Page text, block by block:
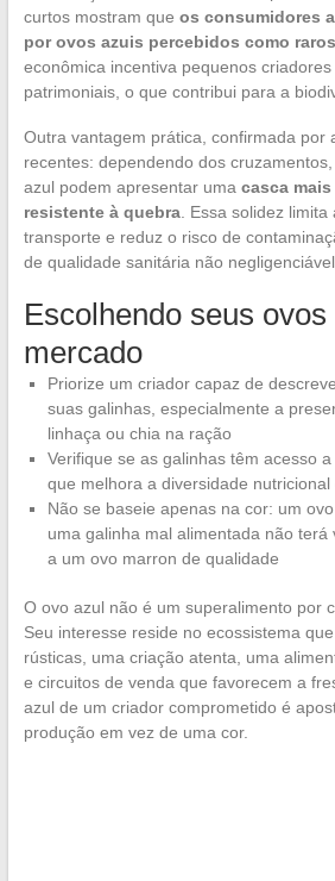
curtos mostram que os consumidores
por ovos azuis percebidos como raros
econômica incentiva pequenos
patrimoniais, o que contribui para a
Outra vantagem prática, confirmada por
recentes: dependendo dos
azul podem apresentar uma casca
resistente à quebra. Essa solidez limita
transporte e reduz o risco de
de qualidade sanitária não negligenciável.
Escolhendo seus
mercado
Priorize um criador capaz de
suas galinhas, especialmente a
linhaça ou chia na ração
Verifique se as galinhas têm acesso
que melhora a diversidade nutricional
Não se baseie apenas na cor: um
uma galinha mal alimentada não terá
a um ovo marron de qualidade
O ovo azul não é um superalimento por
Seu interesse reside no ecossistema
rústicas, uma criação atenta, uma
e circuitos de venda que favorecem a
azul de um criador comprometido é
produção em vez de uma cor.